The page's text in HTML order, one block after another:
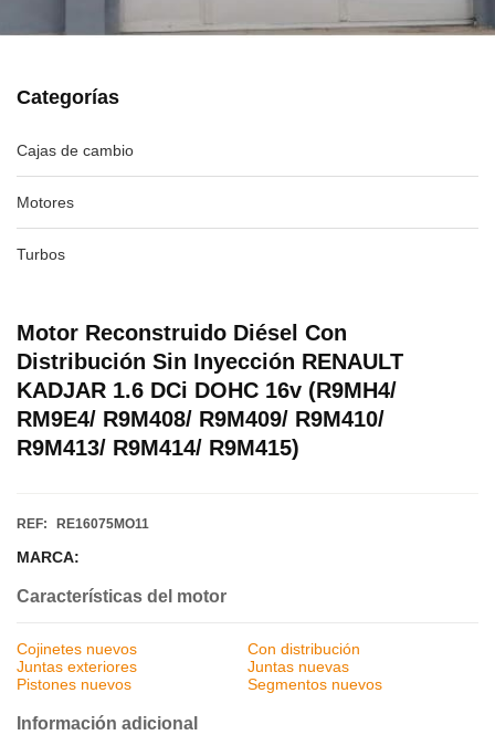
Categorías
Cajas de cambio
Motores
Turbos
Motor Reconstruido Diésel Con
Distribución Sin Inyección RENAULT
KADJAR 1.6 DCi DOHC 16v (R9MH4/
RM9E4/ R9M408/ R9M409/ R9M410/
R9M413/ R9M414/ R9M415)
REF: RE16075MO11
MARCA:
Características del motor
Cojinetes nuevos
Con distribución
Juntas exteriores
Juntas nuevas
Pistones nuevos
Segmentos nuevos
Información adicional